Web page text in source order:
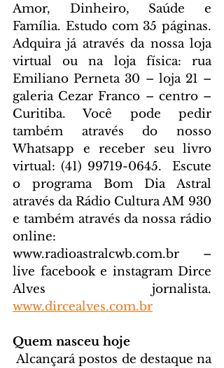
Amor, Dinheiro, Saúde e
Família. Estudo com 35 páginas.
Adquira já através da nossa loja
virtual ou na loja física: rua
Emiliano Perneta 30 – loja 21 –
galeria Cezar Franco – centro –
Curitiba. Você pode pedir
também através do nosso
Whatsapp e receber seu livro
virtual: (41) 99719-0645.
Escute
o programa Bom Dia Astral
através da Rádio Cultura AM 930
e também através da nossa rádio
www.radioastralcwb.com.br –
live facebook e instagram Dirce
www.dircealves.com.br
Quem nasceu hoje
Alcançará postos de destaque na